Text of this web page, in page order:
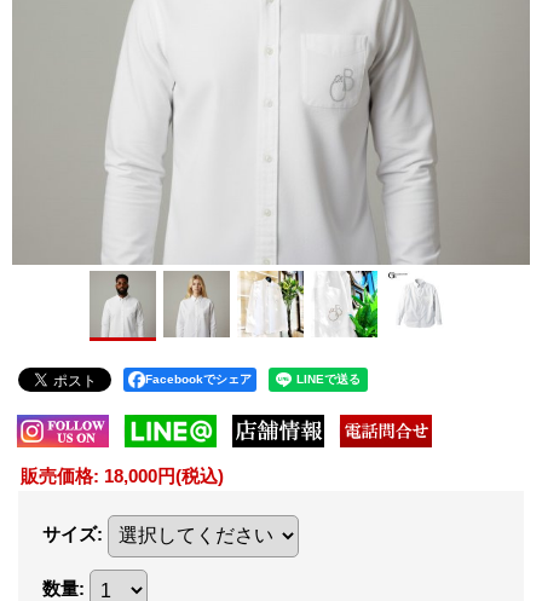
Facebookでシェア
販売価格: 18,000円(税込)
サイズ:
数量: